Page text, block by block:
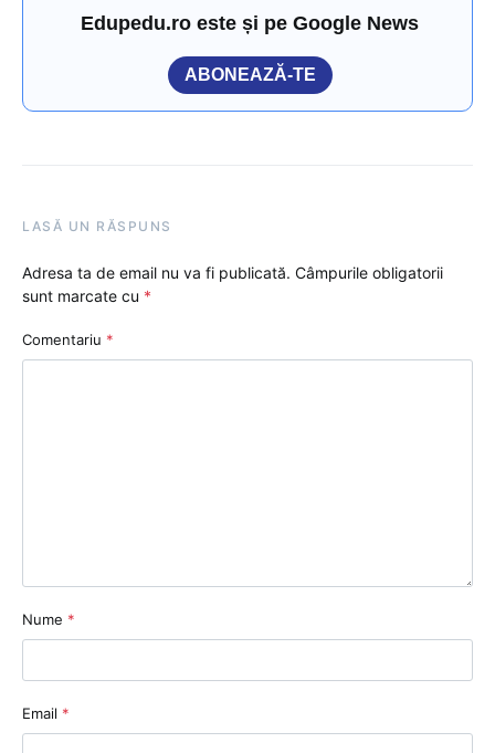
Edupedu.ro este și pe Google News
ABONEAZĂ-TE
LASĂ UN RĂSPUNS
Adresa ta de email nu va fi publicată. Câmpurile obligatorii
sunt marcate cu *
Comentariu *
Nume *
Email *